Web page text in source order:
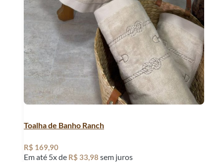
Toalha de Banho Ranch
R$ 169,90
Em até 5x de R$ 33,98 sem juros